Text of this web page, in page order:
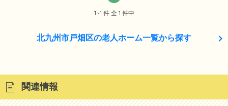
1~1 件 全 1 件中
北九州市戸畑区の老人ホーム一覧から探す
関連情報